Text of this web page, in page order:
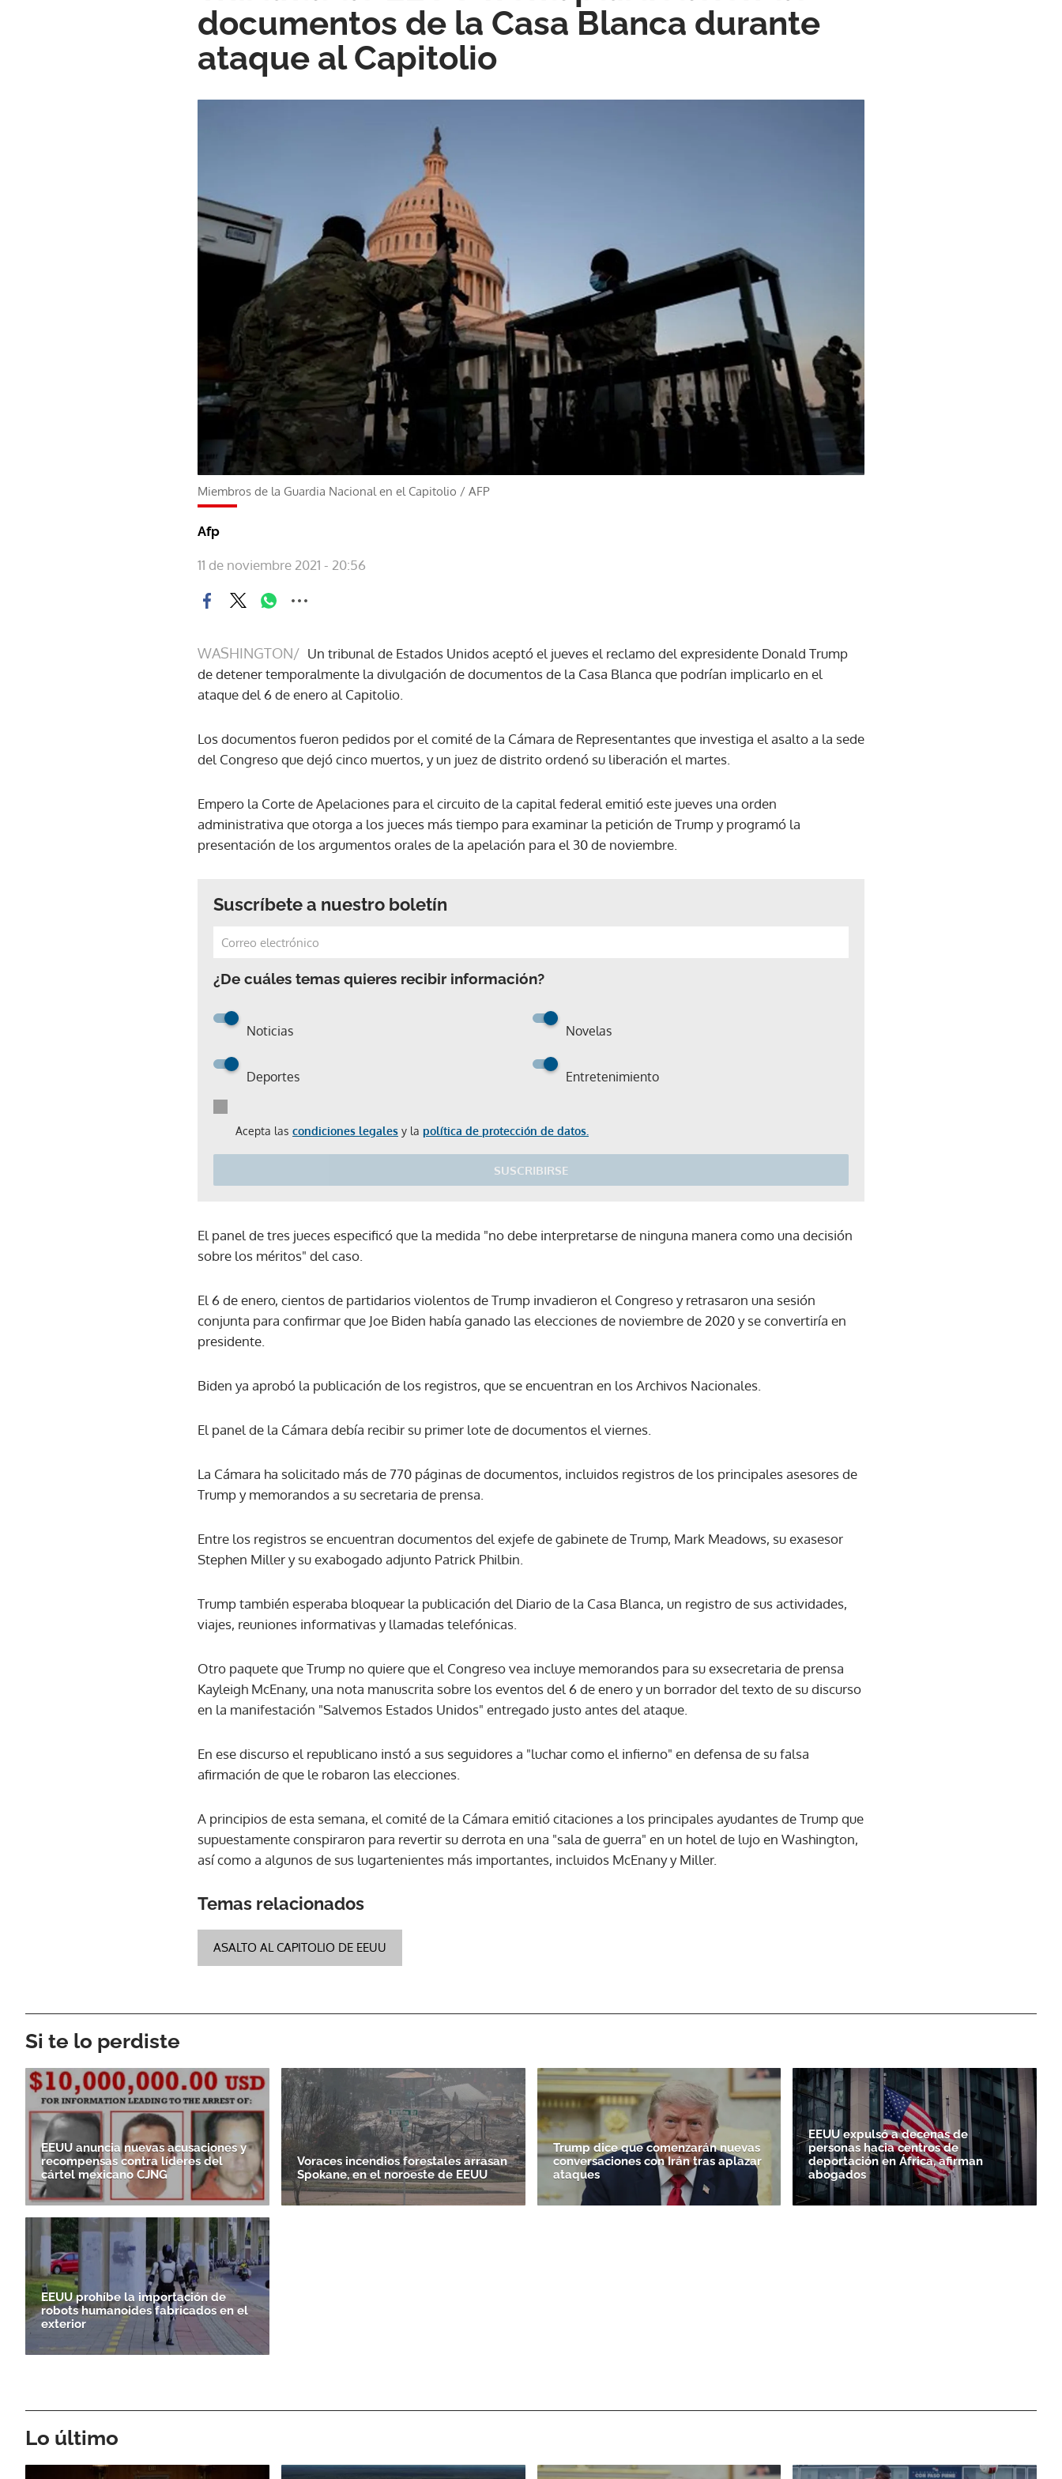
documentos de la Casa Blanca durante
ataque al Capitolio
Miembros de la Guardia Nacional en el Capitolio / AFP
Afp
11 de noviembre 2021 - 20:56
WASHINGTON/ Un tribunal de Estados Unidos aceptó el jueves el reclamo del expresidente Donald Trump
de detener temporalmente la divulgación de documentos de la Casa Blanca que podrían implicarlo en el
ataque del 6 de enero al Capitolio.
Los documentos fueron pedidos por el comité de la Cámara de Representantes que investiga el asalto a la sede
del Congreso que dejó cinco muertos, y un juez de distrito ordenó su liberación el martes.
Empero la Corte de Apelaciones para el circuito de la capital federal emitió este jueves una orden
administrativa que otorga a los jueces más tiempo para examinar la petición de Trump y programó la
presentación de los argumentos orales de la apelación para el 30 de noviembre.
Suscríbete a nuestro boletín
¿De cuáles temas quieres recibir información?
Noticias Novelas
Deportes Entretenimiento
Acepta las condiciones legales y la política de protección de datos.
SUSCRIBIRSE
El panel de tres jueces especificó que la medida "no debe interpretarse de ninguna manera como una decisión
sobre los méritos" del caso.
El 6 de enero, cientos de partidarios violentos de Trump invadieron el Congreso y retrasaron una sesión
conjunta para confirmar que Joe Biden había ganado las elecciones de noviembre de 2020 y se convertiría en
presidente.
Biden ya aprobó la publicación de los registros, que se encuentran en los Archivos Nacionales.
El panel de la Cámara debía recibir su primer lote de documentos el viernes.
La Cámara ha solicitado más de 770 páginas de documentos, incluidos registros de los principales asesores de
Trump y memorandos a su secretaria de prensa.
Entre los registros se encuentran documentos del exjefe de gabinete de Trump, Mark Meadows, su exasesor
Stephen Miller y su exabogado adjunto Patrick Philbin.
Trump también esperaba bloquear la publicación del Diario de la Casa Blanca, un registro de sus actividades,
viajes, reuniones informativas y llamadas telefónicas.
Otro paquete que Trump no quiere que el Congreso vea incluye memorandos para su exsecretaria de prensa
Kayleigh McEnany, una nota manuscrita sobre los eventos del 6 de enero y un borrador del texto de su discurso
en la manifestación "Salvemos Estados Unidos" entregado justo antes del ataque.
En ese discurso el republicano instó a sus seguidores a "luchar como el infierno" en defensa de su falsa
afirmación de que le robaron las elecciones.
A principios de esta semana, el comité de la Cámara emitió citaciones a los principales ayudantes de Trump que
supuestamente conspiraron para revertir su derrota en una "sala de guerra" en un hotel de lujo en Washington,
así como a algunos de sus lugartenientes más importantes, incluidos McEnany y Miller.
Temas relacionados
ASALTO AL CAPITOLIO DE EEUU
Si te lo perdiste
EEUU anuncia nuevas acusaciones y
recompensas contra líderes del
cártel mexicano CJNG
Voraces incendios forestales arrasan
Spokane, en el noroeste de EEUU
Trump dice que comenzarán nuevas
conversaciones con Irán tras aplazar
ataques
EEUU expulsó a decenas de
personas hacia centros de
deportación en África, afirman
abogados
EEUU prohíbe la importación de
robots humanoides fabricados en el
exterior
Lo último